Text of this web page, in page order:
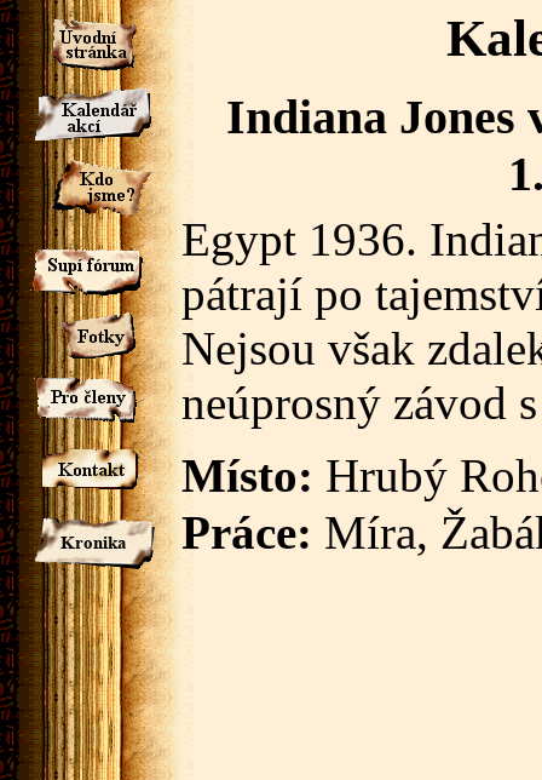
Indiana Jones
Egypt 1936.
pátrají po
Nejsou však
neúprosný závod
Místo: Hrubý
Práce: Míra,